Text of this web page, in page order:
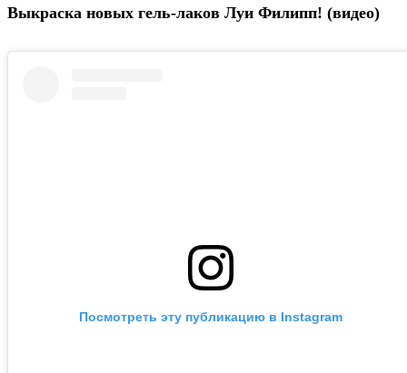
Выкраска новых гель-лаков Луи Филипп! (видео)
Посмотреть эту публикацию в Instagram